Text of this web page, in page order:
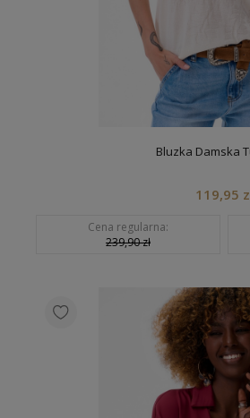
Bluzka Damska
119,95
Cena regularna:
239,90 zł